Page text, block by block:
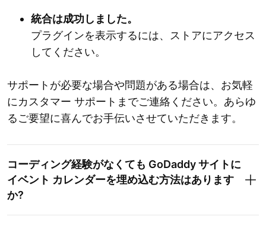
統合は成功しました。
プラグインを表示するには、ストアにアクセス
してください。
サポートが必要な場合や問題がある場合は、お気軽
にカスタマー サポートまでご連絡ください。あらゆ
るご要望に喜んでお手伝いさせていただきます。
コーディング経験がなくても GoDaddy サイトに
イベント カレンダーを埋め込む方法はあります
か?